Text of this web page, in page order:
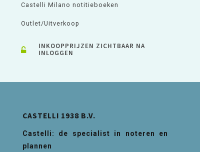
Castelli Milano notitieboeken
Outlet/Uitverkoop
INKOOPPRIJZEN ZICHTBAAR NA
INLOGGEN
CASTELLI 1938 B.V.
Castelli: de specialist in noteren en
plannen